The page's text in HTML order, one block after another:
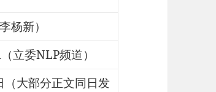
杨新）
立委NLP频道）
大部分正文同日发